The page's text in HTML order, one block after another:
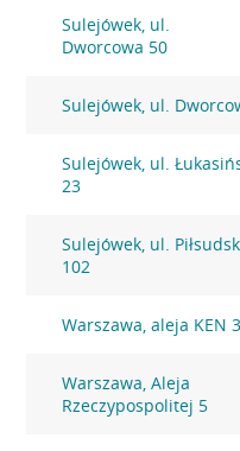
Sulejówek, ul.
Dworcowa 50
Sulejówek, ul.
Sulejówek, ul.
23
Sulejówek, ul.
102
Warszawa, aleja KEN
Warszawa, Aleja
Rzeczypospolitej 5